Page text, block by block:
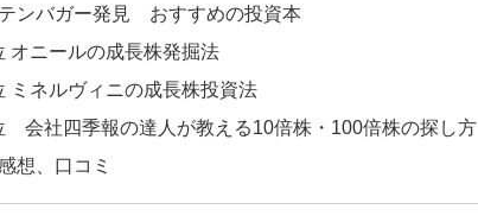
ンバガー発見 おすすめの投資本
オニールの成長株発掘法
ミネルヴィニの成長株投資法
会社四季報の達人が教える10倍株・100倍株の探し方
想、口コミ